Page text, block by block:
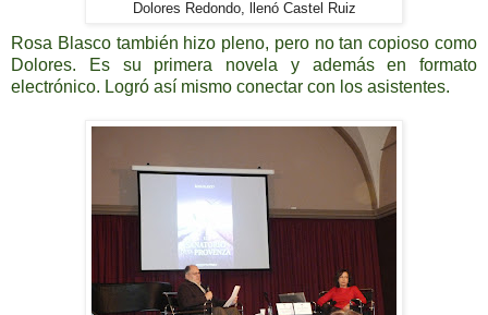
Dolores Redondo, llenó Castel Ruiz
Rosa Blasco también hizo pleno, pero no tan copioso como
Dolores. Es su primera novela y además en formato
electrónico. Logró así mismo conectar con los asistentes.